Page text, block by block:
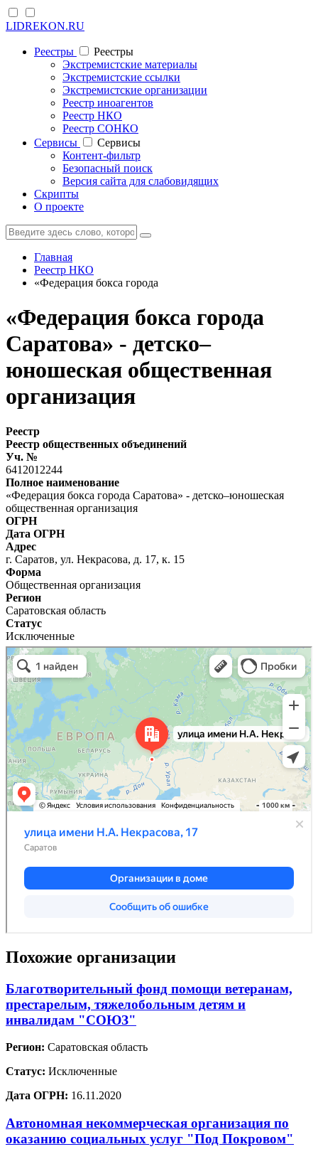
LIDREKON.RU
Реестры
Реестры
Экстремистские материалы
Экстремистские ссылки
Экстремистские организации
Реестр иноагентов
Реестр НКО
Реестр СОНКО
Cервисы
Cервисы
Контент-фильтр
Безопасный поиск
Версия сайта для слабовидящих
Скрипты
О проекте
Главная
Реестр НКО
«Федерация бокса города
«Федерация бокса города
Саратова» - детско–
юношеская общественная
организация
Реестр
Реестр общественных объединений
Уч. №
6412012244
Полное наименование
«Федерация бокса города Саратова» - детско–юношеская
общественная организация
ОГРН
Дата ОГРН
Адрес
г. Саратов, ул. Некрасова, д. 17, к. 15
Форма
Общественная организация
Регион
Саратовская область
Статус
Исключенные
Похожие организации
Благотворительный фонд помощи ветеранам,
престарелым, тяжелобольным детям и
инвалидам "СОЮЗ"
Регион: Саратовская область
Статус: Исключенные
Дата ОГРН: 16.11.2020
Автономная некоммерческая организация по
оказанию социальных услуг "Под Покровом"